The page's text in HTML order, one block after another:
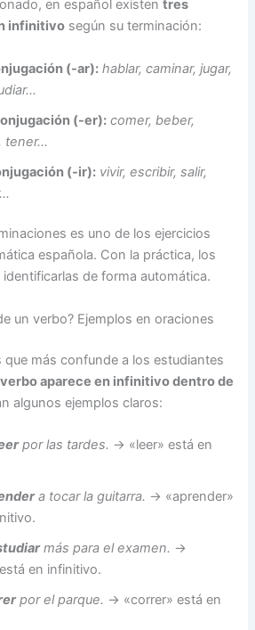
en español existentres
infinitivo según su terminación:
(-ar): hablar, caminar, jugar,
(-er): comer, beber,
tener…
(-ir): vivir, escribir, salir,
es uno de los ejercicios
española. Con la práctica, los
de forma automática.
un verbo? Ejemplos en oraciones
más confunde a los estudiantes
aparece en infinitivo dentro de
algunos ejemplos claros:
por las tardes. → «leer» está en
a tocar la guitarra. → «aprender»
más para el examen. →
en infinitivo.
por el parque. → «correr» está en